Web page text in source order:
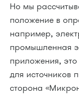
Но мы
положение в
например,
промышленная
приложения,
для источников
сторона